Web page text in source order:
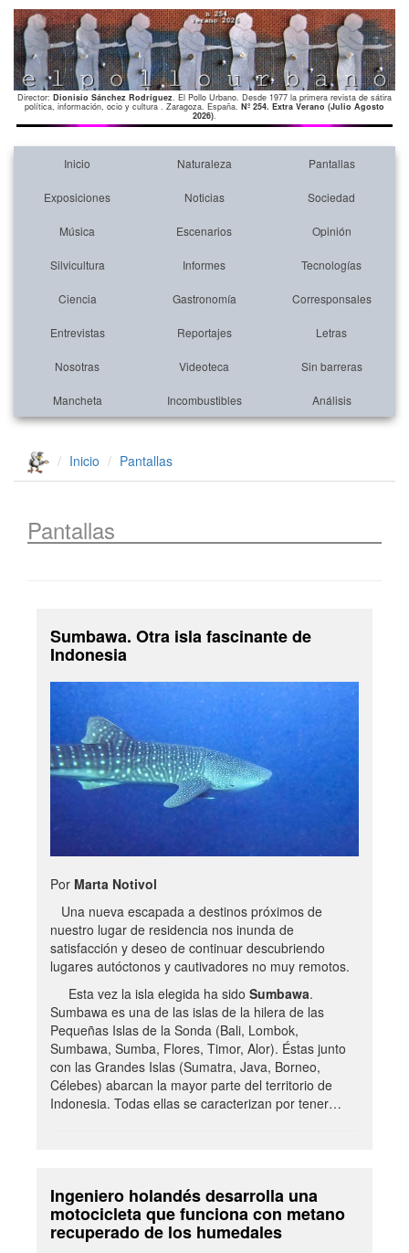
Director: Dionisio Sánchez Rodríguez. El Pollo Urbano. Desde 1977 la primera revista de sátira
política, información, ocio y cultura . Zaragoza. España. Nº 254. Extra Verano (Julio Agosto
2026).
Inicio Naturaleza Pantallas
Exposiciones Noticias Sociedad
Música Escenarios Opinión
Silvicultura Informes Tecnologías
Ciencia Gastronomía Corresponsales
Entrevistas Reportajes Letras
Nosotras Videoteca Sin barreras
Mancheta Incombustibles Análisis
Inicio Pantallas
Pantallas
Sumbawa. Otra isla fascinante de
Indonesia
Por Marta Notivol
Una nueva escapada a destinos próximos de
nuestro lugar de residencia nos inunda de
satisfacción y deseo de continuar descubriendo
lugares autóctonos y cautivadores no muy remotos.
Esta vez la isla elegida ha sido Sumbawa.
Sumbawa es una de las islas de la hilera de las
Pequeñas Islas de la Sonda (Bali, Lombok,
Sumbawa, Sumba, Flores, Timor, Alor). Éstas junto
con las Grandes Islas (Sumatra, Java, Borneo,
Célebes) abarcan la mayor parte del territorio de
Indonesia. Todas ellas se caracterizan por tener…
Ingeniero holandés desarrolla una
motocicleta que funciona con metano
recuperado de los humedales